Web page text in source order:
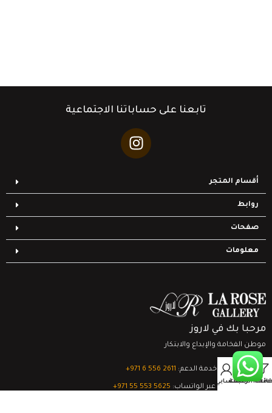
تابعنا على حساباتنا الاجتماعية
أقسام المتجر
روابط
صفحات
معلومات
مرحبا بك في لاروز
موطن الفخامة والإبداع والابتكار
تواصل مع خدمة الدعم: ‎+971 6 556 2611
الدعم الفني عبر الواتساب: ‎+971 55 553 5625
قائمة الرغبات
0
السلةحسابي